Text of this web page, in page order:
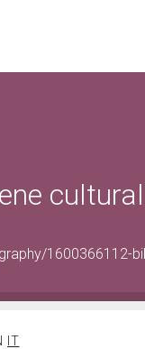
1600366112-
IT